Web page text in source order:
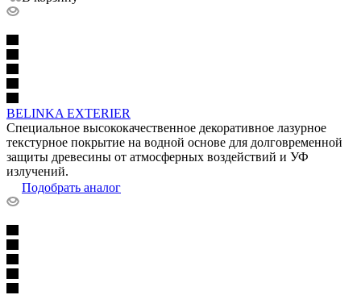
BELINKA EXTERIER
Специальное высококачественное декоративное лазурное
текстурное покрытие на водной основе для долговременной
защиты древесины от атмосферных воздействий и УФ
излучений.
Подобрать аналог